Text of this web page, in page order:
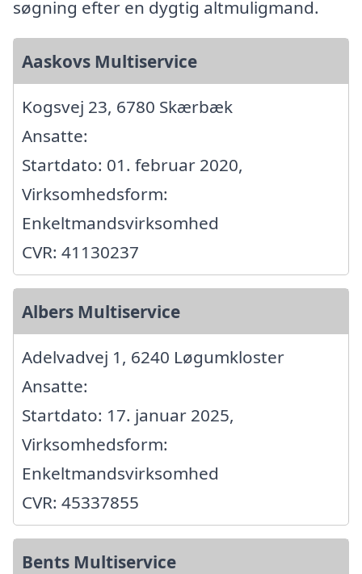
søgning efter en dygtig altmuligmand.
Aaskovs Multiservice
Kogsvej 23, 6780 Skærbæk
Ansatte:
Startdato: 01. februar 2020,
Virksomhedsform:
Enkeltmandsvirksomhed
CVR: 41130237
Albers Multiservice
Adelvadvej 1, 6240 Løgumkloster
Ansatte:
Startdato: 17. januar 2025,
Virksomhedsform:
Enkeltmandsvirksomhed
CVR: 45337855
Bents Multiservice